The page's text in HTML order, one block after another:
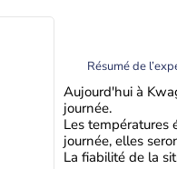
Résumé de
Aujourd'hui à
journée.
Les températures
journée, elles
La fiabilité de la